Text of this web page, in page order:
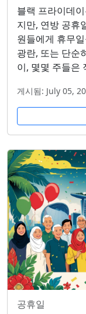
블랙 프라이데
지만, 연방 공휴
원들에게 휴무
광란, 또는 단순
이, 몇몇 주들은
게시됨: July 05,
공휴일